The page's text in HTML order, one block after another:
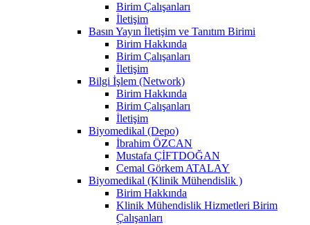
Birim Çalışanları
İletişim
Basın Yayın İletişim ve Tanıtım Birimi
Birim Hakkında
Birim Çalışanları
İletişim
Bilgi İşlem (Network)
Birim Hakkında
Birim Çalışanları
İletişim
Biyomedikal (Depo)
İbrahim ÖZCAN
Mustafa ÇİFTDOĞAN
Cemal Görkem ATALAY
Biyomedikal (Klinik Mühendislik )
Birim Hakkında
Klinik Mühendislik Hizmetleri Birim
Çalışanları